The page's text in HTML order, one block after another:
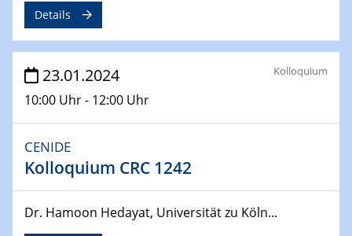
Podcast-Workshop
06.03.2024
07.03.2024
Liquid Organic Hydrogen Carriers (LOHC)
ZBT
Details
23.01.2024
10:00 Uhr - 12:00 Uhr
Kolloquium
CENIDE
Kolloquium CRC 1242
Dr. Hamoon Hedayat, Universität zu Köln...